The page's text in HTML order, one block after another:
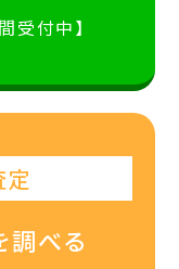
受付中】
調べる